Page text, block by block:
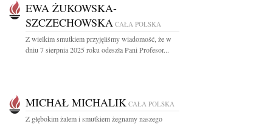
EWA ŻUKOWSKA-
SZCZECHOWSKA CAŁA POLSKA
Z wielkim smutkiem przyjęliśmy wiadomość, że w
dniu 7 sierpnia 2025 roku odeszła Pani Profesor...
MICHAŁ MICHALIK CAŁA POLSKA
Z głębokim żalem i smutkiem żegnamy naszego